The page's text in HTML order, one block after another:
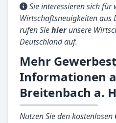
Sie interessieren sich für
Wirtschaftsneuigkeiten aus
rufen Siehierunsere
Deutschland auf.
Mehr
Informationen
Breitenbach a.
Nutzen Sie den kostenlosen